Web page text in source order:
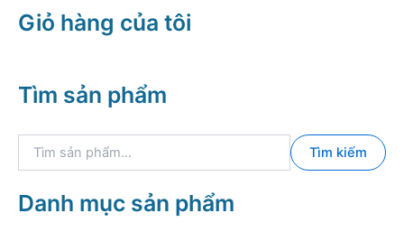
Giỏ hàng của tôi
Tìm sản phẩm
k
i
Tìm kiếm
Danh mục sản phẩm